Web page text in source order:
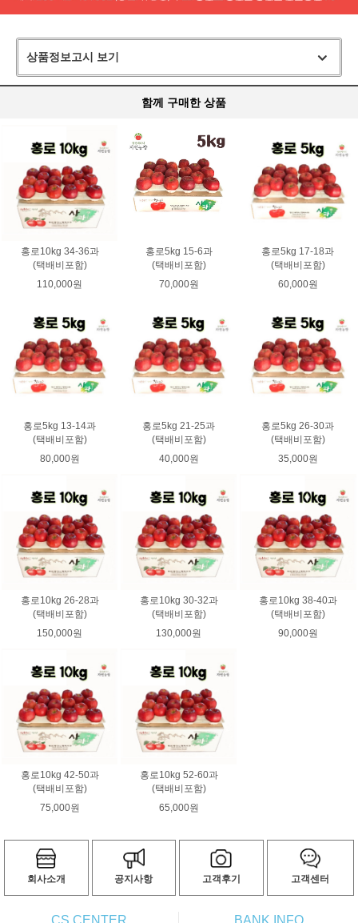
상품정보고시 보기
함께 구매한 상품
홍로10kg 34-36과
(택배비포함)
110,000원
홍로5kg 15-6과
(택배비포함)
70,000원
홍로5kg 17-18과
(택배비포함)
60,000원
홍로5kg 13-14과
(택배비포함)
80,000원
홍로5kg 21-25과
(택배비포함)
40,000원
홍로5kg 26-30과
(택배비포함)
35,000원
홍로10kg 26-28과
(택배비포함)
150,000원
홍로10kg 30-32과
(택배비포함)
130,000원
홍로10kg 38-40과
(택배비포함)
90,000원
홍로10kg 42-50과
(택배비포함)
75,000원
홍로10kg 52-60과
(택배비포함)
65,000원
회사소개 공지사항 고객후기 고객센터
CS CENTER BANK INFO